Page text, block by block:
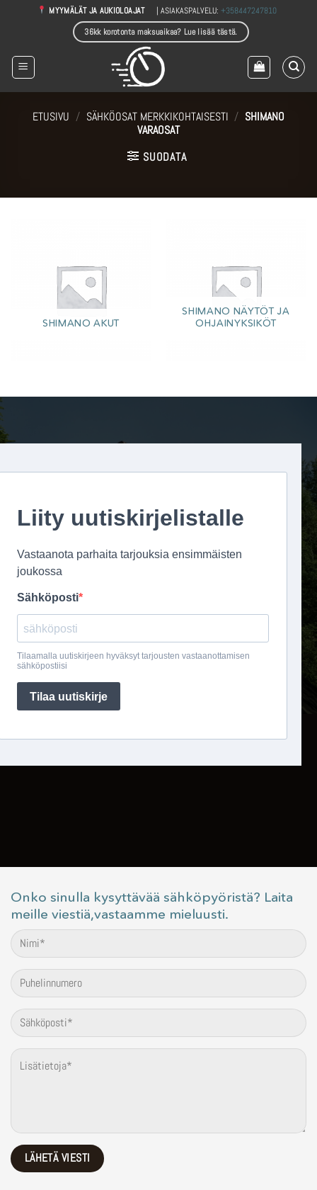
MYYMÄLÄT JA AUKIOLOAJAT | ASIAKASPALVELU:+358447247810
36kk korotonta maksuaikaa? Lue lisää tästä.
ETUSIVU / SÄHKÖOSAT MERKKIKOHTAISESTI / SHIMANO
VARAOSAT
SUODATA
SHIMANO AKUT
SHIMANO NÄYTÖT JA
OHJAINYKSIKÖT
Onko sinulla kysyttävää sähköpyöristä? Laita
meille viestiä,vastaamme mieluusti.